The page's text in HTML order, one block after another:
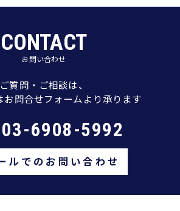
CONTACT
お問い合わせ
ご質問・ご相談は、
お問合せフォームより承ります
6908-5992
ルでのお問い合わせ